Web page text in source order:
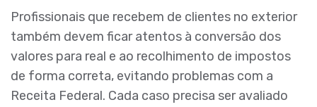
Profissionais que recebem de clientes no exterior
também devem ficar atentos à conversão dos
valores para real e ao recolhimento de impostos
de forma correta, evitando problemas com a
Receita Federal. Cada caso precisa ser avaliado